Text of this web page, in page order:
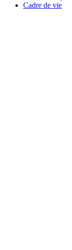
Cadre de vie